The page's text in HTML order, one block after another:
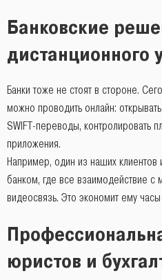
Банковские
дистанционного
Банки тоже не стоят в стороне.
можно проводить онлайн:
SWIFT-переводы, контролировать
приложения.
Например, один из наших клиентов
банком, где все взаимодействие
видеосвязь. Это экономит ему
юристов и